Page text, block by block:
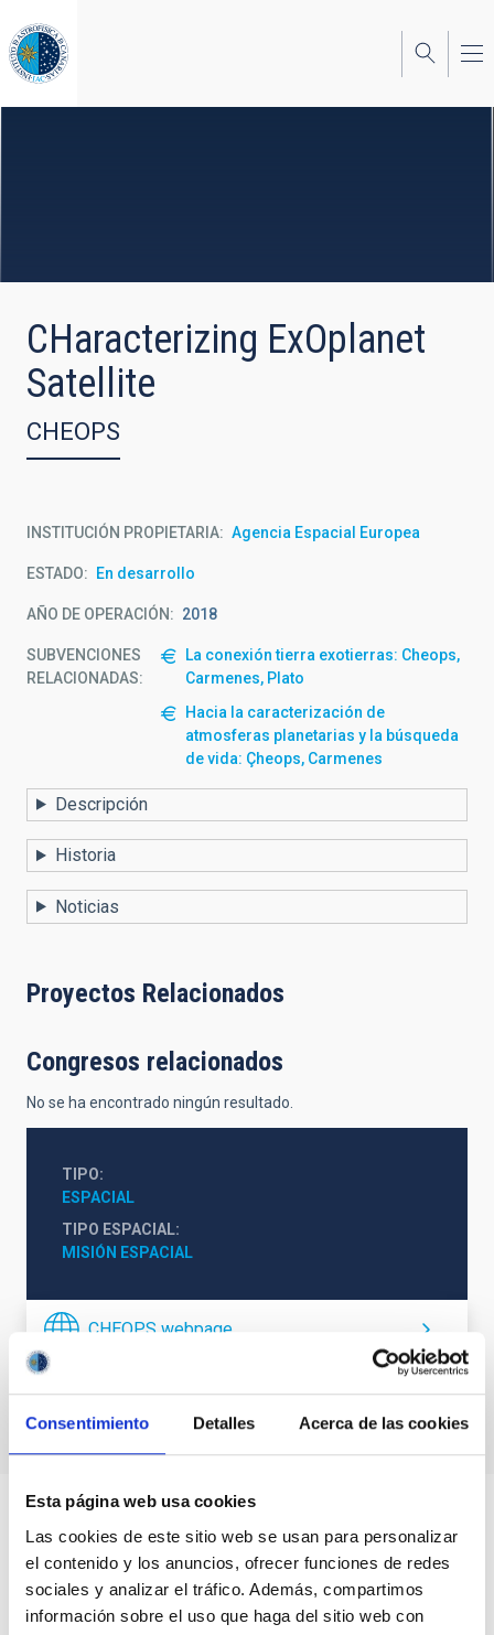
Consentimiento Detalles Acerca de las cookies
Esta página web usa cookies
Las cookies de este sitio web se usan para personalizar
el contenido y los anuncios, ofrecer funciones de redes
sociales y analizar el tráfico. Además, compartimos
información sobre el uso que haga del sitio web con
al
contenido
principal
CHaracterizing ExOplanet
Satellite
CHEOPS
INSTITUCIÓN PROPIETARIA Agencia Espacial Europea
ESTADO En desarrollo
AÑO DE OPERACIÓN 2018
SUBVENCIONES
RELACIONADAS:
La conexión tierra exotierras: Cheops,
Carmenes, Plato
Hacia la caracterización de
atmosferas planetarias y la búsqueda
de vida: Çheops, Carmenes
Descripción
Historia
Noticias
Proyectos Relacionados
Congresos relacionados
No se ha encontrado ningún resultado.
TIPO
ESPACIAL
TIPO ESPACIAL
MISIÓN ESPACIAL
CHEOPS webpage